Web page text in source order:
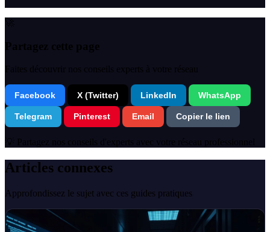
🚀
Partagez cette page
Faites découvrir nos conseils experts à votre réseau
Facebook X (Twitter) LinkedIn WhatsApp
Telegram Pinterest Email Copier le lien
💡 Partagez nos conseils d'experts avec votre réseau professionnel
Articles connexes
Approfondissez le sujet avec ces guides pratiques